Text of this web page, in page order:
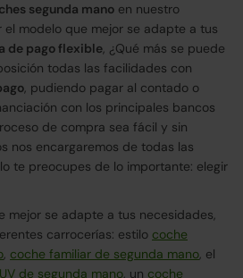
segunda mano en nuestro
el modelo que mejor se adapte a tus
de pago flexible, ¿Qué más se puede
todas las facilidades con
, pudiendo pagar al contado o
con los principales bancos
de compra sea fácil y sin
nos encargaremos de todas las
te preocupes de lo importante: elegir
mejor se adapte a tus necesidades,
carrocerías: estilo coche
, coche familiar de segunda mano, el
de segunda mano, un coche